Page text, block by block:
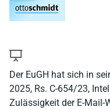
Der EuGH hat sich in
2025, Rs. C-654/23,
Zulässigkeit der E-Mail-